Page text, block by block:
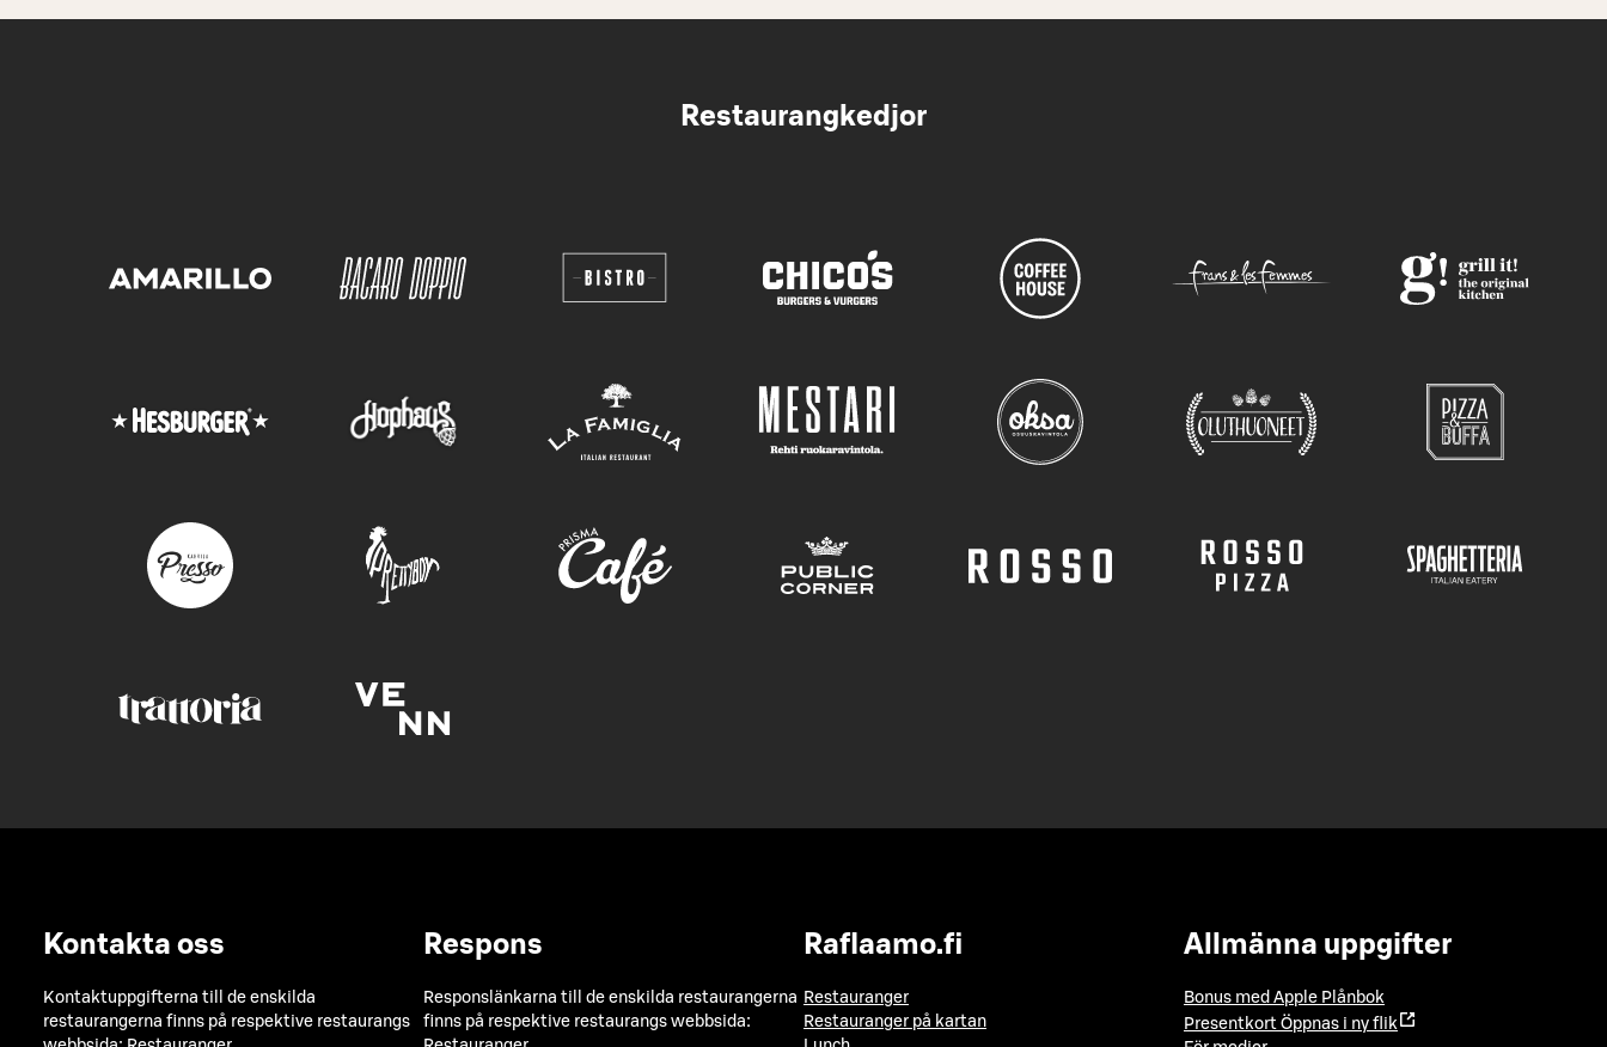
Restaurangkedjor
Kontakta oss
Kontaktuppgifterna till de enskilda
restaurangerna finns på respektive restaurangs
Respons
Responslänkarna till de enskilda restaurangerna
finns på respektive restaurangs webbsida:
Raflaamo.fi
Restauranger
Restauranger på kartan
Allmänna uppgifter
Bonus med Apple Plånbok
Presentkort Öppnas i ny flik